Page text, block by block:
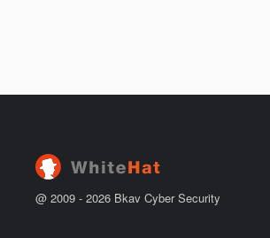
@ 2009 - 2026 Bkav Cyber Security